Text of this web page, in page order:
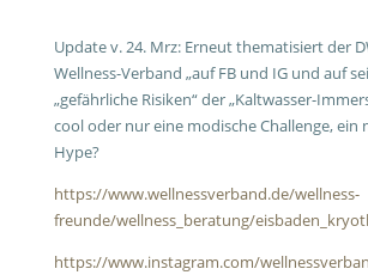
Update v. 24. Mrz: Erneut thematisiert der
Wellness-Verband „auf FB und IG und auf
„gefährliche Risiken“ der „Kaltwasser-
cool oder nur eine modische Challenge, ein
Hype?
https://www.wellnessverband.de/wellness-
freunde/wellness_beratung/
https://www.instagram.com/